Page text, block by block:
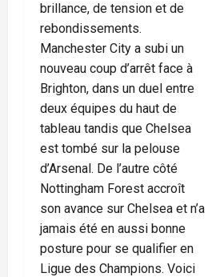
brillance, de tension et de
rebondissements.
Manchester City a subi un
nouveau coup d’arrêt face à
Brighton, dans un duel entre
deux équipes du haut de
tableau tandis que Chelsea
est tombé sur la pelouse
d’Arsenal. De l’autre côté
Nottingham Forest accroît
son avance sur Chelsea et n’a
jamais été en aussi bonne
posture pour se qualifier en
Ligue des Champions. Voici